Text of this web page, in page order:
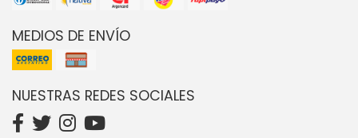
MEDIOS DE ENVÍO
NUESTRAS REDES SOCIALES